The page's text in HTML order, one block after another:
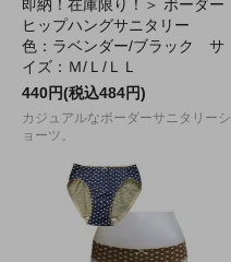
即納！在庫限り！＞ ボーダー
ヒップハングサニタリー
色：ラベンダー/ブラック サ
イズ：Ｍ/Ｌ/ＬＬ
440円(税込484円)
カジュアルなボーダーサニタリーシ
ョーツ。